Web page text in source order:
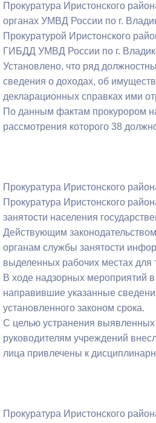
Прокуратура Иристонского
органах УМВД России по г.
Прокуратурой Иристонского
ГИБДД УМВД России по г.
Установлено, что ряд
сведения о доходах, об
декларационных справках ими
По данным фактам прокурором
рассмотрения которого 38
Прокуратура Иристонского
Прокуратура Иристонского
занятости населения
Действующим
органам службы занятости
выделенных рабочих местах для
В ходе надзорных мероприятий
направившие указанные
установленного законом срока.
С целью устранения выявленных
руководителям учреждений
лица привлечены к
Прокуратура Иристонского